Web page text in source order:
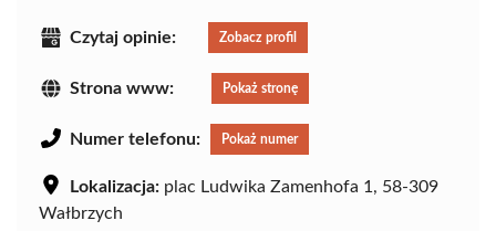
Czytaj opinie: Zobacz profil
Strona www: Pokaż stronę
Numer telefonu: Pokaż numer
Lokalizacja: plac Ludwika Zamenhofa 1, 58-309
Wałbrzych